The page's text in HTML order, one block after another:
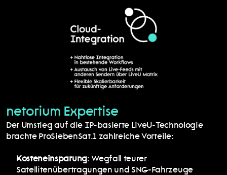
netorium Expertise
Der Umstieg auf die IP-basierte LiveU-Technologie
brachte ProSiebenSat.1 zahlreiche Vorteile:
Kosteneinsparung: Wegfall teurer
Satellitenübertragungen und SNG-Fahrzeuge